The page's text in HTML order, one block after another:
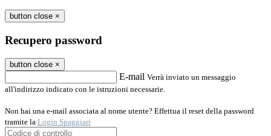
button close ×
Recupero password
button close ×
E-mail Verrà inviato un messaggio
all'indirizzo indicato con le istruzioni necessarie.
Non hai una e-mail associata al nome utente? Effettua il reset della password
tramite la Login Spaggiari